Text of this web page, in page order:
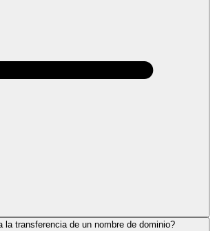
la transferencia de un nombre de dominio?